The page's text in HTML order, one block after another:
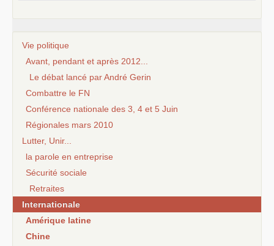
Vie politique
Avant, pendant et après 2012...
Le débat lancé par André Gerin
Combattre le FN
Conférence nationale des 3, 4 et 5 Juin
Régionales mars 2010
Lutter, Unir...
la parole en entreprise
Sécurité sociale
Retraites
Internationale
Amérique latine
Chine